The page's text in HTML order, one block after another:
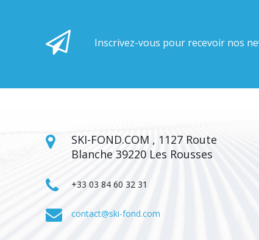
Inscrivez-vous pour recevoir nos
SKI-FOND.COM , 1127 Route
Blanche 39220 Les Rousses
+33 03 84 60 32 31
contact@ski-fond.com